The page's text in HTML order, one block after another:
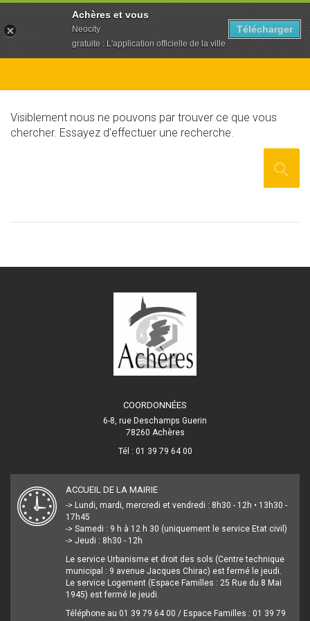
Visiblement nous ne pouvons par trouver ce que vous
chercher. Essayez d'effectuer une recherche.
COORDONNÉES
6-8, rue Deschamps Guerin
78260 Achères
Tél : 01 39 79 64 00
ACCUEIL DE LA MAIRIE
-> Lundi, mardi, mercredi et vendredi : 8h30 - 12h • 13h30 -
17h45
-> Samedi : 9 h à 12 h 30 (uniquement le service Etat civil)
-> Jeudi : 8h30 - 12h
Le service Urbanisme et droit des sols (Centre technique
municipal : 9 avenue Jacques Chirac) est fermé le jeudi.
Le service Logement (Espace Familles : 25 Rue du 8 Mai
1945) est fermé le jeudi.
Téléphone au 01 39 79 64 00 / Espace Familles : 01 39 79
Achères et vous
Neocity
gratuite : L'application officielle de la ville
Télécharger